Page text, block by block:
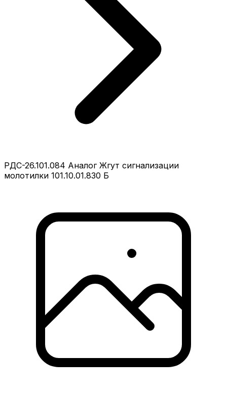
РДС-26.101.084 Аналог Жгут сигнализации
молотилки 101.10.01.830 Б